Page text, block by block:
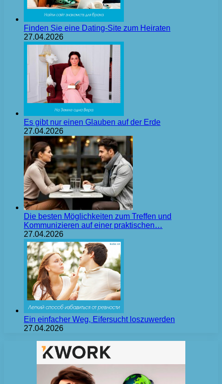
Finden Sie eine Dating-Site zum Heiraten
27.04.2026
Es gibt nur einen Glauben auf der Erde
27.04.2026
Die besten Möglichkeiten zum Treffen und
Kommunizieren auf einer praktischen…
27.04.2026
Ein einfacher Weg, Eifersucht loszuwerden
27.04.2026